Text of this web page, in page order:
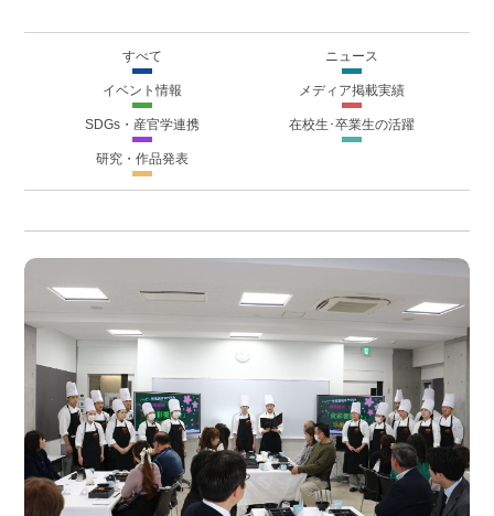
すべて ニュース
イベント情報 メディア掲載実績
SDGs・産官学連携 在校生･卒業生の活躍
研究・作品発表